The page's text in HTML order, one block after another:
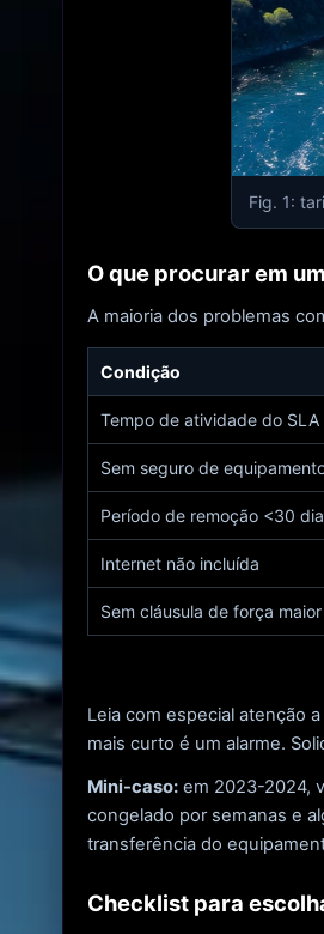
Fig. 1:
O que procurar em
A maioria dos problemas
Condição
Tempo de atividade do SLA
Sem seguro de
Período de remoção <30
Internet não incluída
Sem cláusula de força maior
Leia com especial atenção
mais curto é um alarme.
Mini-caso: em 2023-2024,
congelado por semanas e
transferência do
Checklist para